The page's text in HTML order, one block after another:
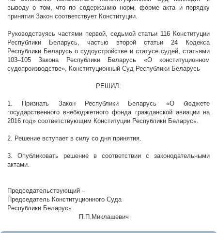
выводу о том, что по содержанию норм, форме акта и порядку
принятия Закон соответствует Конституции.
Руководствуясь частями первой, седьмой статьи 116 Конституции
Республики Беларусь, частью второй статьи 24 Кодекса
Республики Беларусь о судоустройстве и статусе судей, статьями
103–105 Закона Республики Беларусь «О конституционном
судопроизводстве», Конституционный Суд Республики Беларусь
РЕШИЛ:
1. Признать Закон Республики Беларусь «О бюджете
государственного внебюджетного фонда гражданской авиации на
2016 год» соответствующим Конституции Республики Беларусь.
2. Решение вступает в силу со дня принятия.
3. Опубликовать решение в соответствии с законодательными
актами.
Председательствующий –
Председатель Конституционного Суда
Республики Беларусь
П.П.Миклашевич